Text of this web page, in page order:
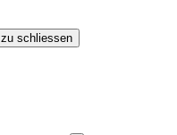
schliessen